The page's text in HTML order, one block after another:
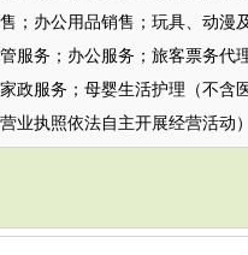
；办公用品销售；玩具、动漫
务；办公服务；旅客票务代
政服务；母婴生活护理（不含
业执照依法自主开展经营活动）